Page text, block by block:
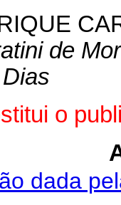
de
o
dada